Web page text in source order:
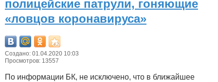
полицейские патрули, гоняющие
«ловцов коронавируса»
Создано: 01.04.2020 10:03
Просмотров: 13557
По информации БК, не исключено, что в ближайшее